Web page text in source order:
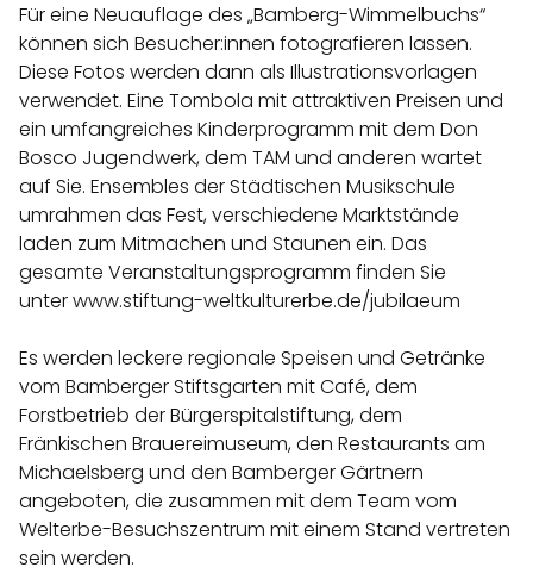
Für eine Neuauflage des „Bamberg-Wimmelbuchs“
können sich Besucher:innen fotografieren lassen.
Diese Fotos werden dann als Illustrationsvorlagen
verwendet. Eine Tombola mit attraktiven Preisen und
ein umfangreiches Kinderprogramm mit dem Don
Bosco Jugendwerk, dem TAM und anderen wartet
auf Sie. Ensembles der Städtischen Musikschule
umrahmen das Fest, verschiedene Marktstände
laden zum Mitmachen und Staunen ein. Das
gesamte Veranstaltungsprogramm finden Sie
unterwww.stiftung-weltkulturerbe.de/jubilaeum
Es werden leckere regionale Speisen und Getränke
vom Bamberger Stiftsgarten mit Café, dem
Forstbetrieb der Bürgerspitalstiftung, dem
Fränkischen Brauereimuseum, den Restaurants am
Michaelsberg und den Bamberger Gärtnern
angeboten, die zusammen mit dem Team vom
Welterbe-Besuchszentrum mit einem Stand vertreten
sein werden.